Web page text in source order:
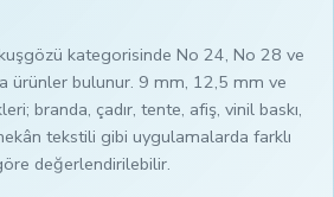
kategorisinde No 24, No 28 ve
ürünler bulunur. 9 mm, 12,5 mm ve
branda, çadır, tente, afiş, vinil baskı,
tekstili gibi uygulamalarda farklı
değerlendirilebilir.